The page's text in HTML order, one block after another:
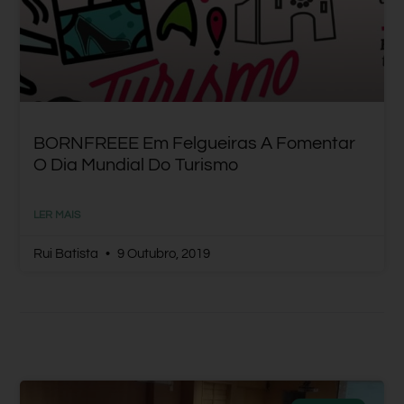
BORNFREEE Em Felgueiras A Fomentar
O Dia Mundial Do Turismo
LER MAIS
Rui Batista 9 Outubro, 2019